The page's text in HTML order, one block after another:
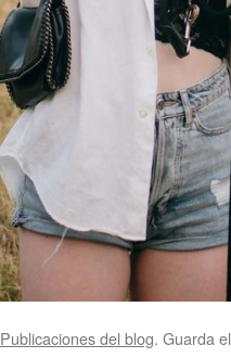
Publicaciones del blog. Guarda